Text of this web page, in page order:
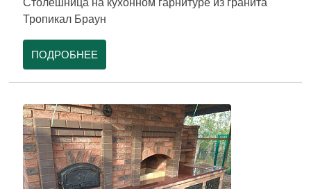
Столешница на кухонном гарнитуре из гранита
Тропикал Браун
ПОДРОБНЕЕ